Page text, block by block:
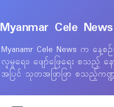
Myanmar Cele News
Myanamr Cele News က နေ့စဉ်
လူမှုရေး၊ ဖျော်ဖြေရေး စသည့်
အပြင် သုတအဖြာဖြာ စသည့်က